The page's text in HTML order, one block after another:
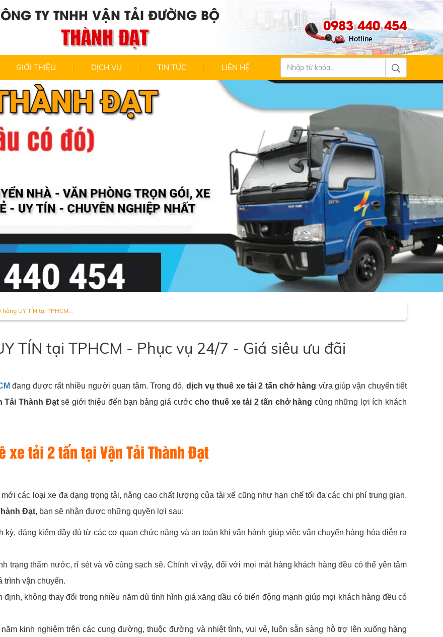
TY TNHH VẬN TẢI ĐƯỜNG BỘ
THÀNH ĐẠT 0983 440 454
GIỚI THIỆU DỊCH VỤ TIN TỨC LIÊN HỆ
UY TÍN tại TPHCM...
TÍN tại TPHCM - Phục vụ 24/7 - Giá siêu ưu đãi
đang được rất nhiều người quan tâm. Trong đó, dịch vụ thuê xe tải 2 tấn chở hàng vừa giúp vận chuyển tiết
Tải Thành Đạtsẽ giới thiệu đến bạn bảng giá cướccho thuê xe tải 2 tấn chở hàng cùng những lợi ích khách
tải 2 tấn tại Vận Tải Thành Đạt
các loại xe đa dạng trọng tải, nâng cao chất lượng của tài xế cũng như hạn chế tối đa các chi phí trung gian.
Đạt, bạn sẽ nhận được những quyền lợi sau:
đăng kiểm đầy đủ từ các cơ quan chức năng và an toàn khi vận hành giúp việc vận chuyển hàng hóa diễn ra
trạng thấm nước, rỉ sét và vô cùng sạch sẽ. Chính vì vậy, đối với mọi mặt hàng khách hàng đều có thể yên tâm
trình vận chuyển.
không thay đổi trong nhiều năm dù tình hình giá xăng dầu có biến động mạnh giúp mọi khách hàng đều có
kinh nghiệm trên các cung đường, thuộc đường và nhiệt tình, vui vẻ, luôn sẵn sàng hỗ trợ lên xuống hàng